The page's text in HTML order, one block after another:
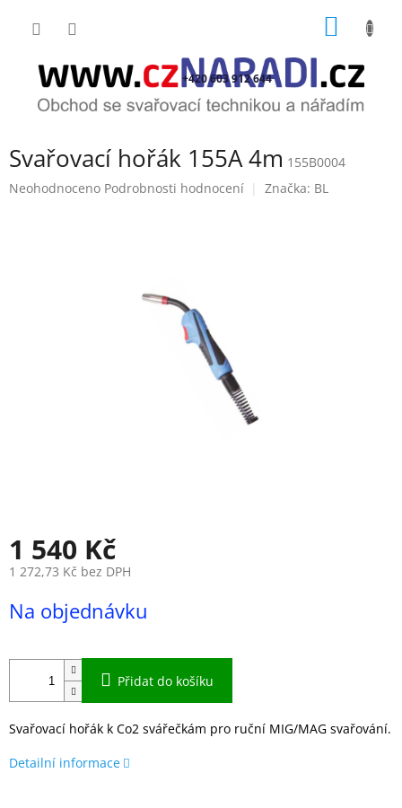
+420 603 912 644
Svařovací hořák 155A 4m 155B0004
Průměrné
Neohodnoceno Podrobnosti hodnocení Značka: BL
1 540 Kč
1 272,73 Kč bez DPH
cena:
Na objednávku
Přidat do košíku
Svařovací hořák k Co2 svářečkám pro ruční MIG/MAG svařování.
Detailní informace